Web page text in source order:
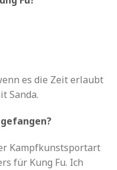
es die Zeit erlaubt
Sanda.
Kampfkunstsportart
für Kung Fu. Ich